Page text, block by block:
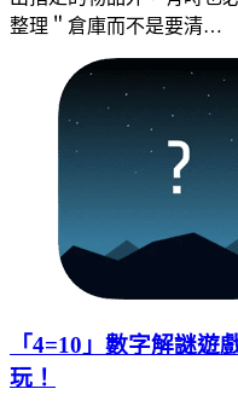
整理＂倉庫而不是要清…
「4=10」數字解謎遊
玩！